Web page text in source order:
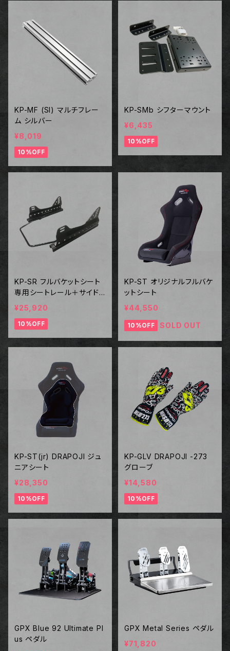
KP-MF (SI) マルチフレー
ム シルバー
¥8,019
10%OFF
KP-SMb シフターマウント
¥6,435
10%OFF
KP-SR フルバケットシート
専用シートレール＋サイド
ステー
¥25,920
10%OFF
KP-ST オリジナルフルバケ
ットシート
¥44,550
10%OFF SOLD OUT
KP-ST(jr) DRAPOJI ジュ
ニアシート
¥28,350
10%OFF
KP-GLV DRAPOJI -273
グローブ
¥14,580
10%OFF
GPX Blue 92 Ultimate Pl
us ペダル
GPX Metal Series ペダル
¥71,820